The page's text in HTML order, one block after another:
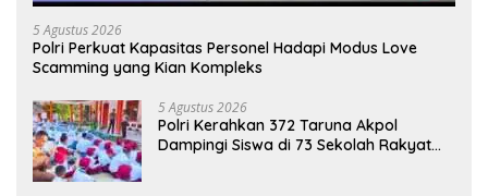
5 Agustus 2026
Polri Perkuat Kapasitas Personel Hadapi Modus Love
Scamming yang Kian Kompleks
5 Agustus 2026
Polri Kerahkan 372 Taruna Akpol
Dampingi Siswa di 73 Sekolah Rakyat